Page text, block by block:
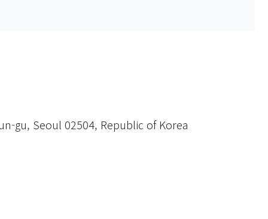
gu, Seoul 02504, Republic of Korea